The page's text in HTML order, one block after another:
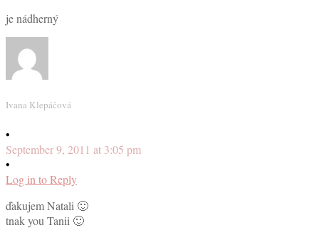
je nádherný
Ivana Klepáčová
•
September 9, 2011 at 3:05 pm
•
Log in to Reply
ďakujem Natali 🙂
tnak you Tanii 🙂